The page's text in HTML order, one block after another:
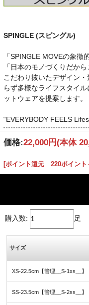
SPINGLE (スピングル)
「SPINGLE MOVEの象徴
「日本のモノづくりだか
こだわり抜いたデザイン
らず多様なライフスタイ
ットウェアを提案します。
“EVERYBODY FEELS
価格:22,000円(本体
[ポイント還元 220ポイント
購入数: 足
サイズ
XS-22.5cm【管理__S-1xs__】
SS-23.5cm【管理__S-2ss__】